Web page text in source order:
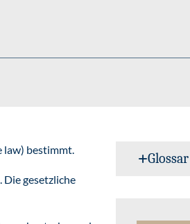
law) bestimmt.
Die gesetzliche
Glossar